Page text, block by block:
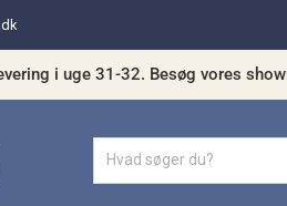
i uge 31-32. Besøg vores